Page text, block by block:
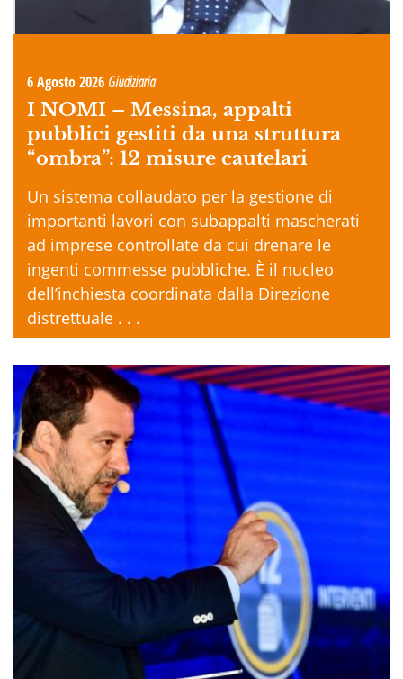
6 Agosto 2026 Giudiziaria
I NOMI – Messina, appalti
pubblici gestiti da una struttura
“ombra”: 12 misure cautelari
Un sistema collaudato per la gestione di
importanti lavori con subappalti mascherati
ad imprese controllate da cui drenare le
ingenti commesse pubbliche. È il nucleo
dell’inchiesta coordinata dalla Direzione
distrettuale . . .